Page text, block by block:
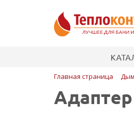
Главная страница